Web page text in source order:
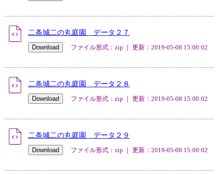
二条城二の丸庭園 データ２７
ファイル形式：zip ｜ 更新：2019-05-08 15:00:02
二条城二の丸庭園 データ２８
ファイル形式：zip ｜ 更新：2019-05-08 15:00:02
二条城二の丸庭園 データ２９
ファイル形式：zip ｜ 更新：2019-05-08 15:00:02